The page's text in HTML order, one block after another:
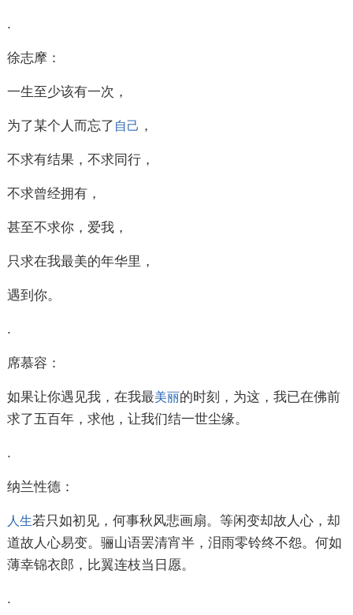
.
徐志摩：
一生至少该有一次，
为了某个人而忘了 自己 ，
不求有结果，不求同行，
不求曾经拥有，
甚至不求你，爱我，
只求在我最美的年华里，
遇到你。
.
席慕容：
如果让你遇见我，在我最美丽的时刻，为这，我已在佛前
求了五百年，求他，让我们结一世尘缘。
.
纳兰性德：
人生若只如初见，何事秋风悲画扇。等闲变却故人心，却
道故人心易变。骊山语罢清宵半，泪雨零铃终不怨。何如
薄幸锦衣郎，比翼连枝当日愿。
.